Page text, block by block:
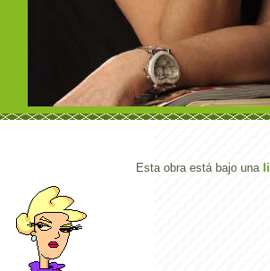
Esta obra está bajo una